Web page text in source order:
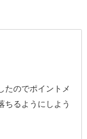
たのでポイントメ
ちるようにしよう